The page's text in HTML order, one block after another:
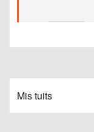
Mis tuits